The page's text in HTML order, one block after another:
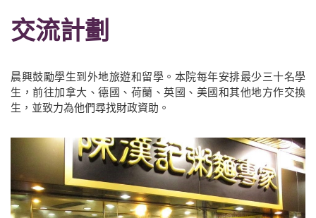
交流計劃
晨興鼓勵學生到外地旅遊和留學。本院每年安排最少三十名學
生，前往加拿大、德國、荷蘭、英國、美國和其他地方作交換
生，並致力為他們尋找財政資助。